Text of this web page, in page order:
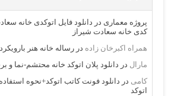
پروژه معماری در دانلود فایل اتوکدی خانه
کدی خانه سعادت شیراز
همراه اکبرخان زاده دررساله خانه هنر
مارال در دانلود پلان اتوکد خانه محتشم-نما
کامی در دانلود فونت کاتب اتوکد+نحوه
اتوکد